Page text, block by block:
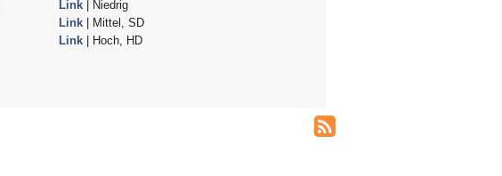
Link| Niedrig
Link| Mittel, SD
Link| Hoch, HD